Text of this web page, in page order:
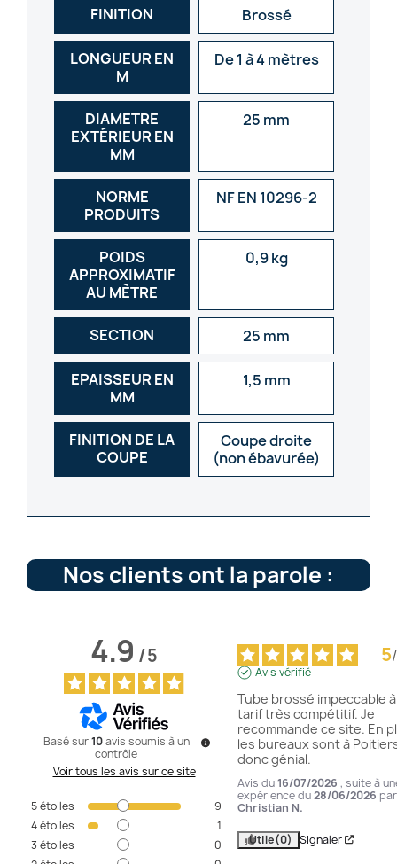
FINITION Brossé
LONGUEUR EN
M
De 1 à 4 mètres
DIAMETRE
EXTÉRIEUR EN
MM
25 mm
NORME
PRODUITS
NF EN 10296-2
POIDS
APPROXIMATIF
AU MÈTRE
0,9 kg
SECTION 25 mm
EPAISSEUR EN
MM
1,5 mm
FINITION DE LA
COUPE
Coupe droite
(non ébavurée)
Nos clients ont la parole :
4.9/5
Basé sur10 avis soumis à un
contrôle
Voir tous les avis sur ce site
5étoiles
9
4étoiles
1
3 étoiles
0
5/
Avis vérifié
Tube brossé impeccable
tarif très compétitif. Je
recommande ce site. En
les bureaux sont à
donc génial.
Avis du16/07/2026 , suite à
expérience du28/06/2026 par
Christian N.
Utile(0) Signaler